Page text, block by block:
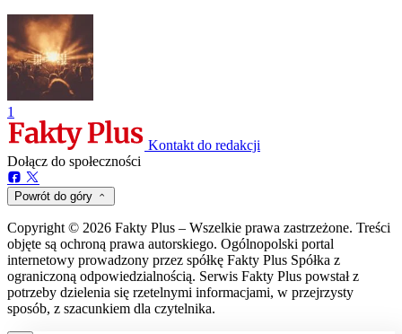
1
Kontakt do redakcji
Dołącz do społeczności
Powrót do góry
Copyright © 2026 Fakty Plus – Wszelkie prawa zastrzeżone. Treści
objęte są ochroną prawa autorskiego. Ogólnopolski portal
internetowy prowadzony przez spółkę Fakty Plus Spółka z
ograniczoną odpowiedzialnością. Serwis Fakty Plus powstał z
potrzeby dzielenia się rzetelnymi informacjami, w przejrzysty
sposób, z szacunkiem dla czytelnika.